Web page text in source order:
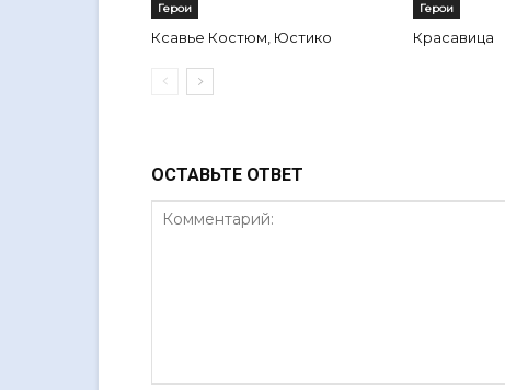
Герои
Ксавье Костюм, Юстико
Герои
Красавица
ОСТАВЬТЕ ОТВЕТ